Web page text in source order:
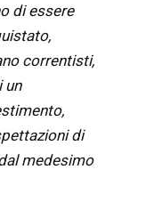
di essere
correntisti,
un
di
medesimo